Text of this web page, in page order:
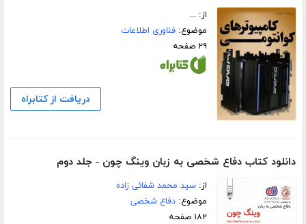
از: ...
موضوع:فناوری اطلاعات
۲۹ صفحه
دریافت از کتابراه
دانلود کتاب دفاع شخصی به زبان وینگ چون - جلد دوم
از:سید محمد شفائی زاده
موضوع:دفاع شخصی
۱۸۲ صفحه